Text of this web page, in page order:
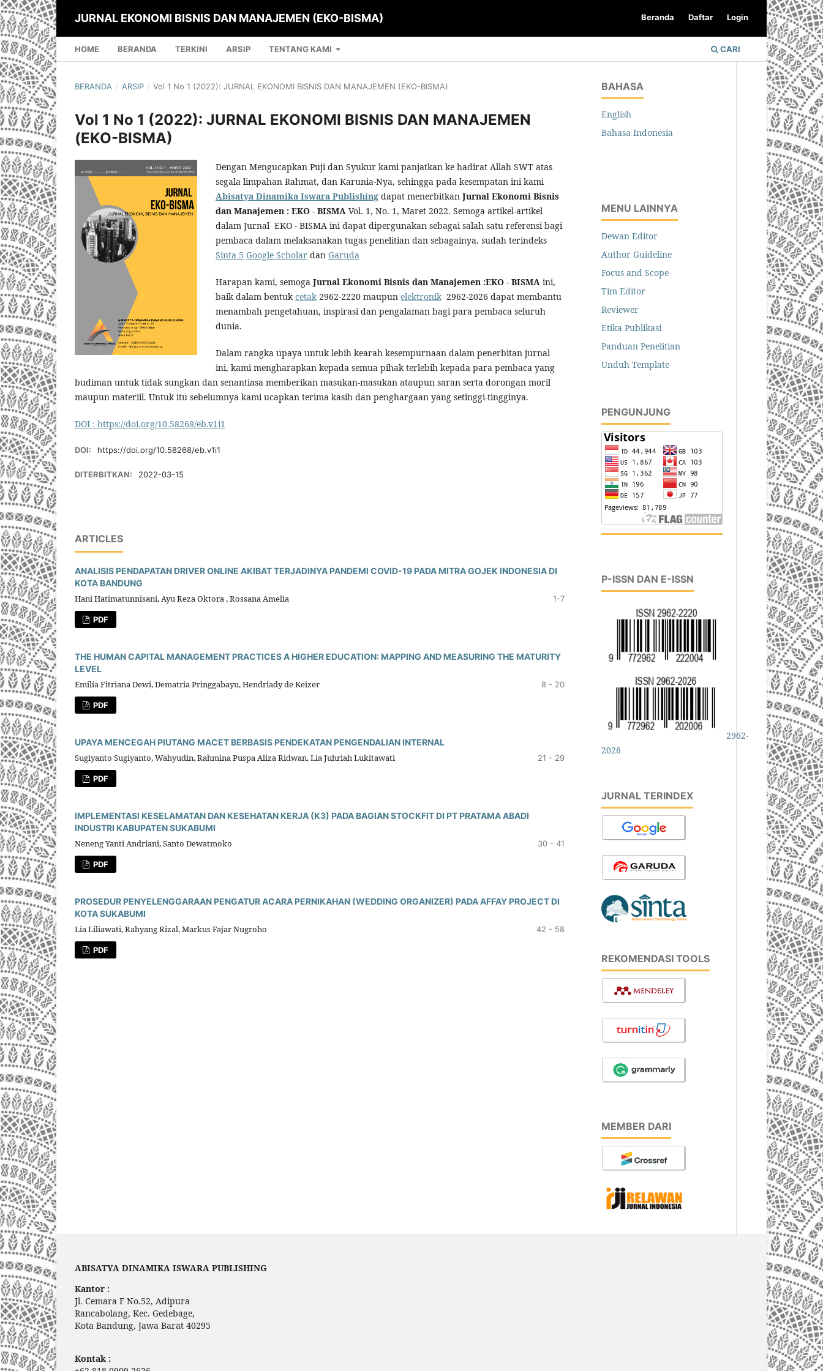
JURNAL EKONOMI BISNIS DAN MANAJEMEN (EKO-BISMA)
HOME BERANDA TERKINI ARSIP TENTANG KAMI CARI
Beranda Daftar Login
BERANDA / ARSIP / Vol 1 No 1 (2022): JURNAL EKONOMI BISNIS DAN MANAJEMEN (EKO-BISMA)
Vol 1 No 1 (2022): JURNAL EKONOMI BISNIS DAN MANAJEMEN
(EKO-BISMA)
Dengan Mengucapkan Puji dan Syukur kami panjatkan ke hadirat Allah SWT atas
segala limpahan Rahmat, dan Karunia-Nya, sehingga pada kesempatan ini kami
Abisatya Dinamika Iswara Publishing dapat menerbitkan Jurnal Ekonomi Bisnis
dan Manajemen : EKO - BISMA Vol. 1, No. 1, Maret 2022. Semoga artikel-artikel
dalam Jurnal EKO - BISMA ini dapat dipergunakan sebagai salah satu referensi bagi
pembaca dalam melaksanakan tugas penelitian dan sebagainya. sudah terindeks
Sinta 5 Google Scholar dan Garuda
Harapan kami, semoga Jurnal Ekonomi Bisnis dan Manajemen :EKO - BISMA ini,
baik dalam bentukcetak2962-2220 maupun elektronik2962-2026 dapat membantu
menambah pengetahuan, inspirasi dan pengalaman bagi para pembaca seluruh
dunia.
Dalam rangka upaya untuk lebih kearah kesempurnaan dalam penerbitan jurnal
ini, kami mengharapkan kepada semua pihak terlebih kepada para pembaca yang
budiman untuk tidak sungkan dan senantiasa memberikan masukan-masukan ataupun saran serta dorongan moril
maupun materiil. Untuk itu sebelumnya kami ucapkan terima kasih dan penghargaan yang setinggi-tingginya.
DOI : https://doi.org/10.58268/eb.v1i1
DOI: https://doi.org/10.58268/eb.v1i1
DITERBITKAN: 2022-03-15
ARTICLES
ANALISIS PENDAPATAN DRIVER ONLINE AKIBAT TERJADINYA PANDEMI COVID-19 PADA MITRA GOJEK INDONESIA DI
KOTA BANDUNG
Hani Hatimatunnisani, Ayu Reza Oktora , Rossana Amelia 1-7
PDF
THE HUMAN CAPITAL MANAGEMENT PRACTICES A HIGHER EDUCATION: MAPPING AND MEASURING THE MATURITY
LEVEL
Emilia Fitriana Dewi, Dematria Pringgabayu, Hendriady de Keizer 8 - 20
PDF
UPAYA MENCEGAH PIUTANG MACET BERBASIS PENDEKATAN PENGENDALIAN INTERNAL
Sugiyanto Sugiyanto, Wahyudin, Rahmina Puspa Aliza Ridwan, Lia Juhriah Lukitawati 21 - 29
PDF
IMPLEMENTASI KESELAMATAN DAN KESEHATAN KERJA (K3) PADA BAGIAN STOCKFIT DI PT PRATAMA ABADI
INDUSTRI KABUPATEN SUKABUMI
Neneng Yanti Andriani, Santo Dewatmoko 30 - 41
PDF
PROSEDUR PENYELENGGARAAN PENGATUR ACARA PERNIKAHAN (WEDDING ORGANIZER) PADA AFFAY PROJECT DI
KOTA SUKABUMI
Lia Liliawati, Rahyang Rizal, Markus Fajar Nugroho 42 - 58
PDF
BAHASA
English
Bahasa Indonesia
MENU LAINNYA
Dewan Editor
Author Guideline
Focus and Scope
Tim Editor
Reviewer
Etika Publikasi
Panduan Penelitian
Unduh Template
PENGUNJUNG
P-ISSN DAN E-ISSN
2962-
2026
JURNAL TERINDEX
REKOMENDASI TOOLS
MEMBER DARI
ABISATYA DINAMIKA ISWARA PUBLISHING
Kantor :
Jl. Cemara F No.52, Adipura
Rancabolang, Kec. Gedebage,
Kota Bandung, Jawa Barat 40295
Kontak :